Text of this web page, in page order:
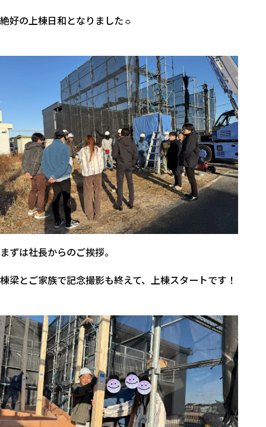
絶好の上棟日和となりました☼
まずは社長からのご挨拶。
棟梁とご家族で記念撮影も終えて、上棟スタートです！